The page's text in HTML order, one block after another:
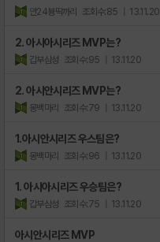
안24븅딱까리 조회수:85 | 13.11.20
2. 아시아시리즈 MVP는?
갑부삼성 조회수:95 | 13.11.20
2. 아시안시리즈 MVP는?
몽백마리 조회수:79 | 13.11.20
1.아시안시리즈 우스팀은?
몽백마리 조회수:96 | 13.11.20
1. 아시아시리즈 우승팀은?
갑부삼성 조회수:75 | 13.11.20
아시안시리즈 MVP